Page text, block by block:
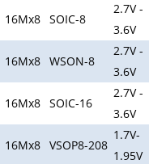
16Mx8 SOIC-8
2.7V -
3.6V
16Mx8 WSON-8
2.7V -
3.6V
16Mx8 SOIC-16
2.7V -
3.6V
16Mx8 VSOP8-208
1.7V-
1.95V